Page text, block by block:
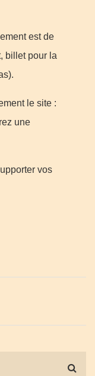
est de
billet pour la
le site :
une
vos